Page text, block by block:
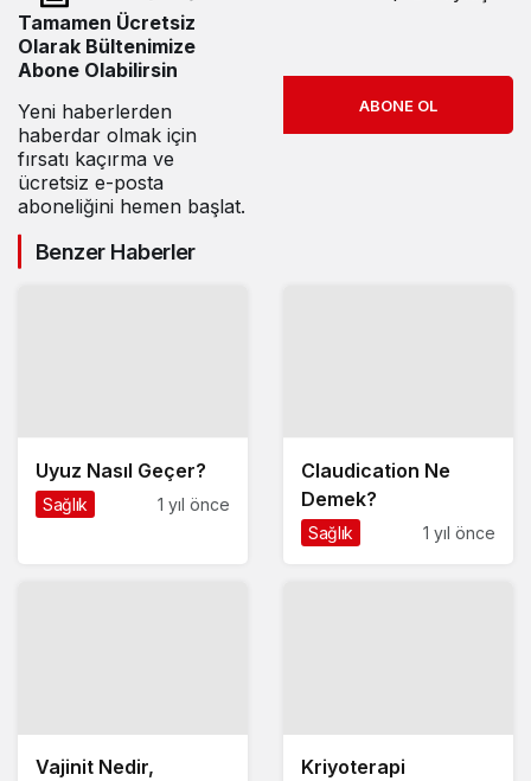
Tamamen Ücretsiz
Olarak Bültenimize
Abone Olabilirsin
Yeni haberlerden
haberdar olmak için
fırsatı kaçırma ve
ücretsiz e-posta
aboneliğini hemen başlat.
ABONE OL
Benzer Haberler
Uyuz Nasıl Geçer?
Sağlık 1 yıl önce
Claudication Ne
Demek?
Sağlık 1 yıl önce
Vajinit Nedir,
Kriyoterapi